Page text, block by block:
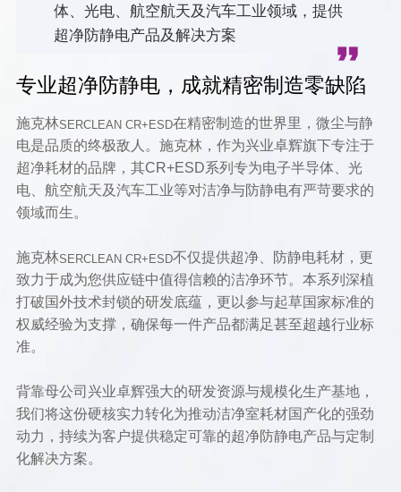
体、光电、航空航天及汽车工业领域，提供
超净防静电产品及解决方案
专业超净防静电，成就精密制造零缺陷
施克林SERCLEAN CR+ESD在精密制造的世界里，微尘与静
电是品质的终极敌人。施克林，作为兴业卓辉旗下专注于
超净耗材的品牌，其CR+ESD系列专为电子半导体、光
电、航空航天及汽车工业等对洁净与防静电有严苛要求的
领域而生。
施克林SERCLEAN CR+ESD不仅提供超净、防静电耗材，更
致力于成为您供应链中值得信赖的洁净环节。本系列深植
打破国外技术封锁的研发底蕴，更以参与起草国家标准的
权威经验为支撑，确保每一件产品都满足甚至超越行业标
准。
背靠母公司兴业卓辉强大的研发资源与规模化生产基地，
我们将这份硬核实力转化为推动洁净室耗材国产化的强劲
动力，持续为客户提供稳定可靠的超净防静电产品与定制
化解决方案。